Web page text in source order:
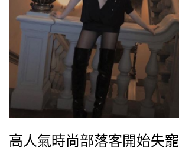
高人氣時尚部落客開始失寵